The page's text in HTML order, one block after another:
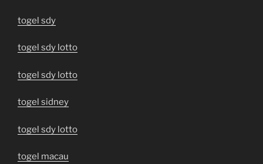
togel sdy
togel sdy lotto
togel sdy lotto
togel sidney
togel sdy lotto
togel macau